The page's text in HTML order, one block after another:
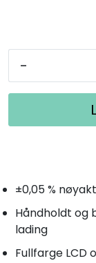
-
±0,05 %
Håndholdt og
lading
Fullfarge LCD